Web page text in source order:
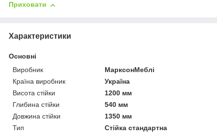
Приховати
Характеристики
Основні
Виробник
МарксонМеблі
Країна виробник
Україна
Висота стійки
1200 мм
Глибина стійки
540 мм
Довжина стійки
1350 мм
Тип
Стійка стандартна